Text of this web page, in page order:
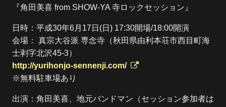
『角田美喜 from SHOW-YA 寺ロックセッション』
日時：平成30年6月17日(日) 17:30開場/18:00開演
会場： 真宗大谷派 専念寺（秋田県由利本荘市西目町海
士剥字北沢45-3）
http://yurihonjo-sennenji.com/
※無料駐車場あり
出演：角田美喜、地元バンドマン（セッション参加者は